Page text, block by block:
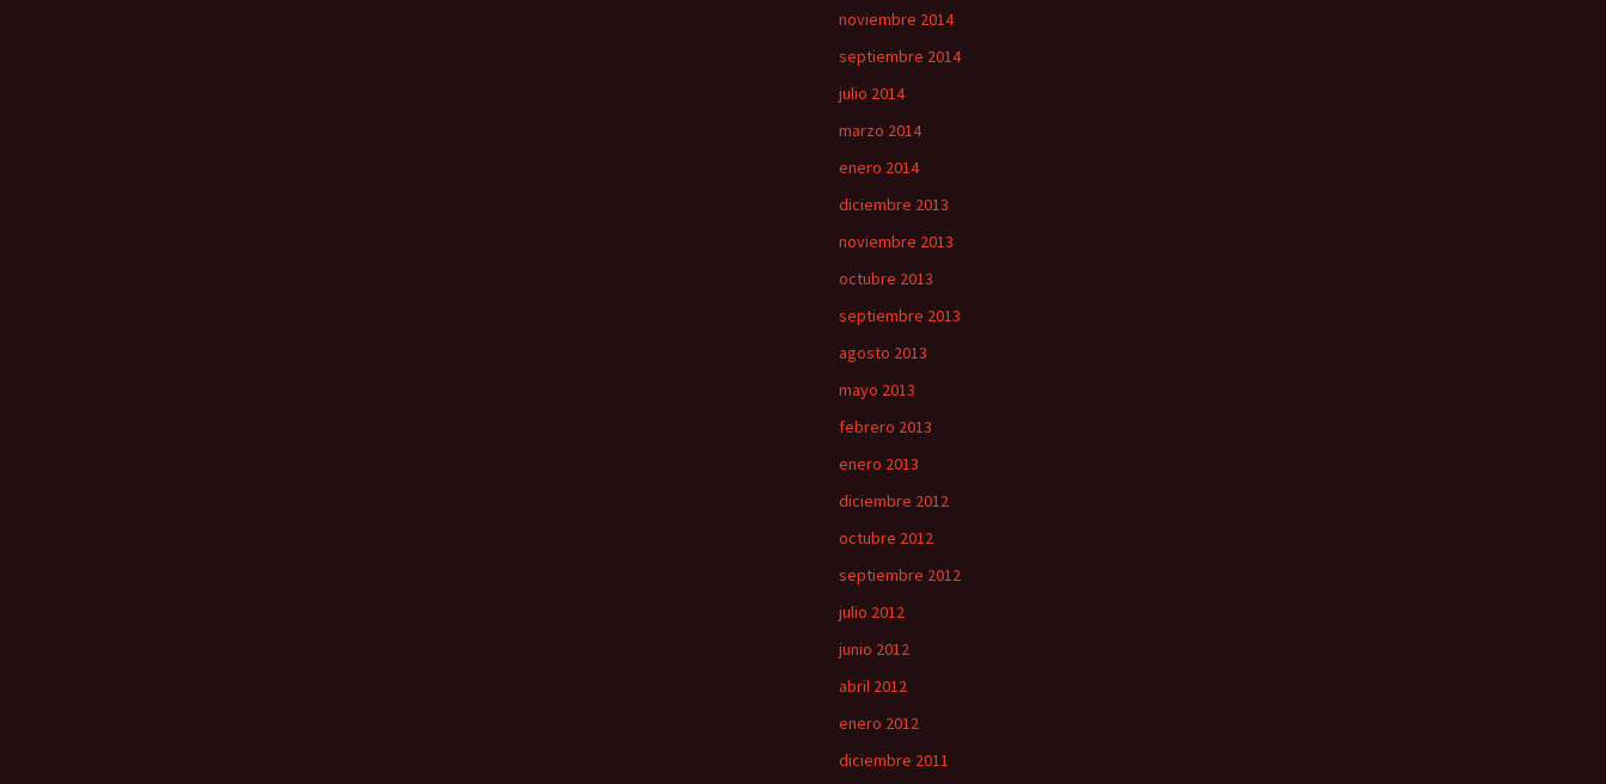
noviembre 2014
septiembre 2014
julio 2014
marzo 2014
enero 2014
diciembre 2013
noviembre 2013
octubre 2013
septiembre 2013
agosto 2013
mayo 2013
febrero 2013
enero 2013
diciembre 2012
octubre 2012
septiembre 2012
julio 2012
junio 2012
abril 2012
enero 2012
diciembre 2011